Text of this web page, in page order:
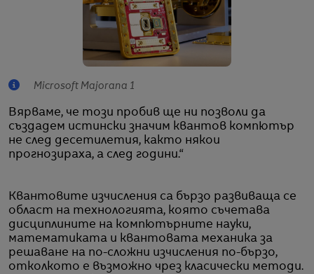
Microsoft Majorana 1
Вярваме, че този пробив ще ни позволи да
създадем истински значим квантов компютър
не след десетилетия, както някои
прогнозираха, а след години.“
Квантовите изчисления са бързо развиваща се
област на технологията, която съчетава
дисциплините на компютърните науки,
математиката и квантовата механика за
решаване на по-сложни изчисления по-бързо,
отколкото е възможно чрез класически методи.